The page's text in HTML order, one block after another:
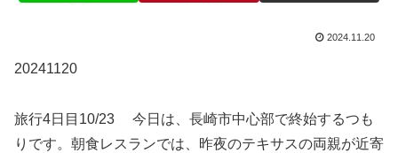
2024.11.20
20241120
旅行4日目10/23 今日は、長崎市中心部で終始するつも
りです。朝食レスランでは、昨夜のテキサスの両親が近寄